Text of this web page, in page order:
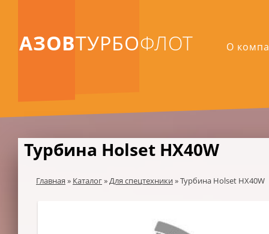
АЗОВТУРБОФЛОТ О
Турбина Holset HX40W
Главная » Каталог»Для спецтехники »Турбина Holset HX40W